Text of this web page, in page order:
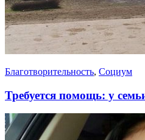
Благотворительность, Социум
Требуется помощь: у